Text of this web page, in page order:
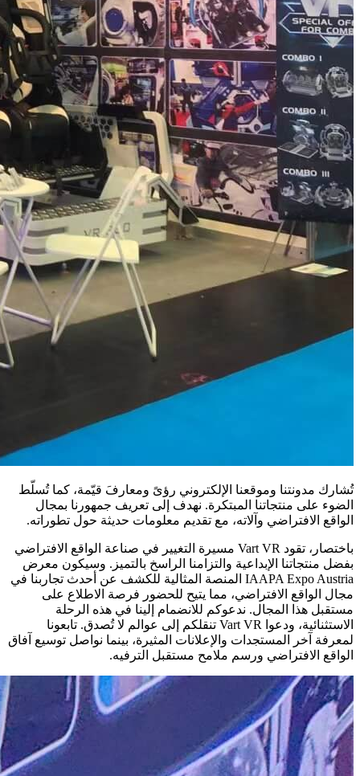
تُشارك مدونتنا وموقعنا الإلكتروني رؤىً ومعارفَ قيّمة، كما تُسلّط
الضوء على منتجاتنا المبتكرة. نهدف إلى تعريف جمهورنا بمجال
الواقع الافتراضي وآلاته، مع تقديم معلومات حديثة حول تطوراته.
باختصار، تقود Vart VR مسيرة التغيير في صناعة الواقع الافتراضي
بفضل منتجاتنا الإبداعية والتزامنا الراسخ بالتميز. وسيكون معرض
IAAPA Expo Austria المنصة المثالية للكشف عن أحدث تجاربنا في
مجال الواقع الافتراضي، مما يتيح للحضور فرصة الاطلاع على
مستقبل هذا المجال. ندعوكم للانضمام إلينا في هذه الرحلة
الاستثنائية، ودعوا Vart VR تنقلكم إلى عوالم لا تُصدق. تابعونا
لمعرفة آخر المستجدات والإعلانات المثيرة، بينما نواصل توسيع آفاق
الواقع الافتراضي ورسم ملامح مستقبل الترفيه.